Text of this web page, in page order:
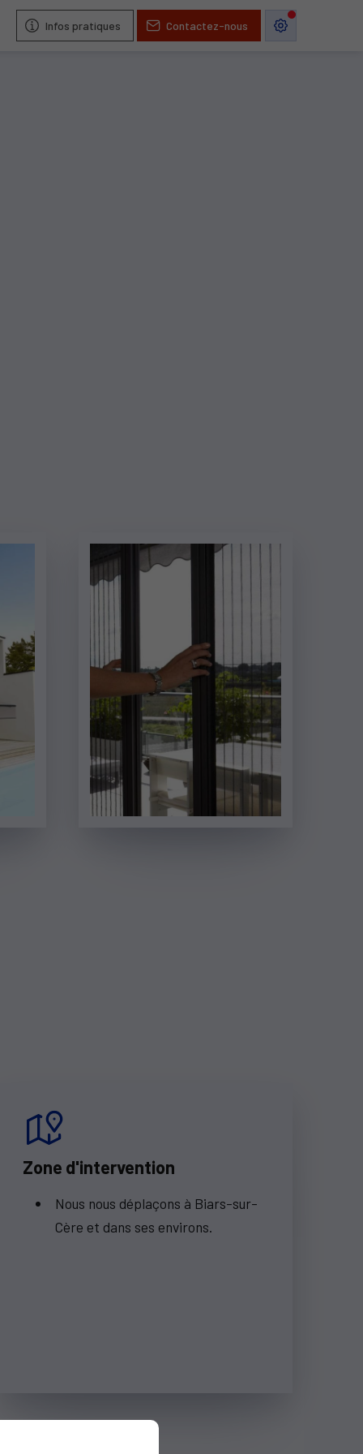
Infos pratiques Contactez-nous
Zone d'intervention
Nous nous déplaçons à Biars-sur-
Cère et dans ses environs.